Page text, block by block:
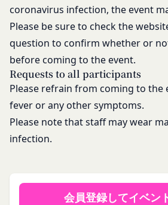
coronavirus infection, the event
Please be sure to check the
question to confirm whether or
before coming to the event.
Requests to all participants
Please refrain from coming to the
fever or any other symptoms.
Please note that staff may wear
infection.
会員登録してイベン